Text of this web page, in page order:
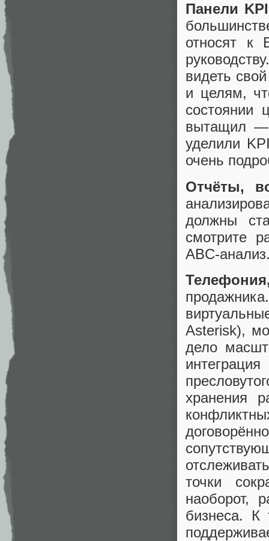
Панели
относят к
видеть
и целям,
состоянии
вытащил —
уделили
очень
Отчёты,
должны
смотрите
ABC-
Asterisk),
дело
хранения
точки
наоборот,
бизнеса. К